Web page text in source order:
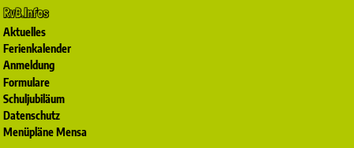
RvB.Infos
Aktuelles
Ferienkalender
Anmeldung
Formulare
Schuljubiläum
Datenschutz
Menüpläne Mensa